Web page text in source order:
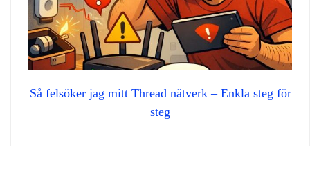
Så felsöker jag mitt Thread nätverk – Enkla steg för
steg